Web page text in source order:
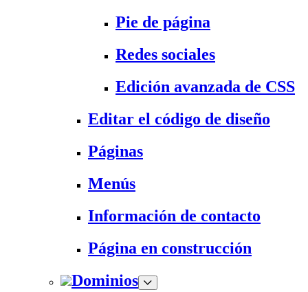
Pie de página
Redes sociales
Edición avanzada de CSS
Editar el código de diseño
Páginas
Menús
Información de contacto
Página en construcción
Dominios